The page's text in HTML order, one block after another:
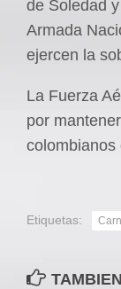
de Soledad
Armada
ejercen la
La Fuerza
por
colombianos
Etiquetas: